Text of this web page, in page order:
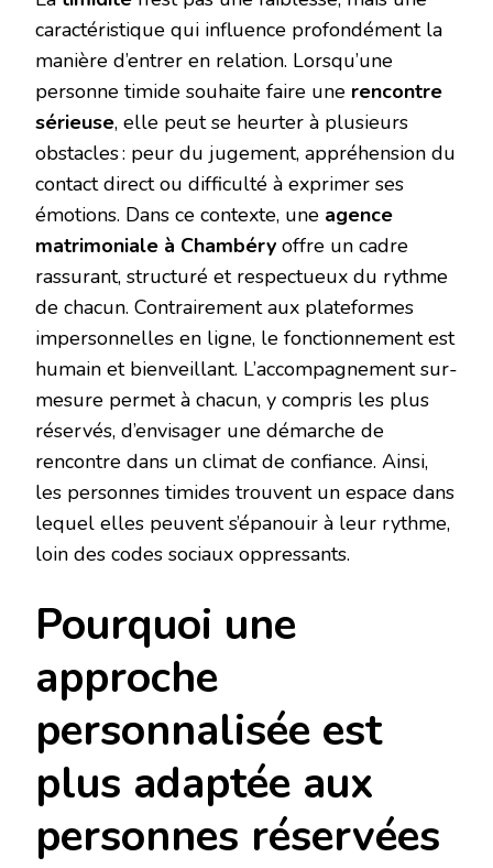
caractéristique qui influence profondément la
manière d’entrer en relation. Lorsqu’une
personne timide souhaite faire une rencontre
sérieuse, elle peut se heurter à plusieurs
obstacles : peur du jugement, appréhension du
contact direct ou difficulté à exprimer ses
émotions. Dans ce contexte, une agence
matrimoniale à Chambéry offre un cadre
rassurant, structuré et respectueux du rythme
de chacun. Contrairement aux plateformes
impersonnelles en ligne, le fonctionnement est
humain et bienveillant. L’accompagnement sur-
mesure permet à chacun, y compris les plus
réservés, d’envisager une démarche de
rencontre dans un climat de confiance. Ainsi,
les personnes timides trouvent un espace dans
lequel elles peuvent s’épanouir à leur rythme,
loin des codes sociaux oppressants.
Pourquoi une
approche
personnalisée est
plus adaptée aux
personnes réservées